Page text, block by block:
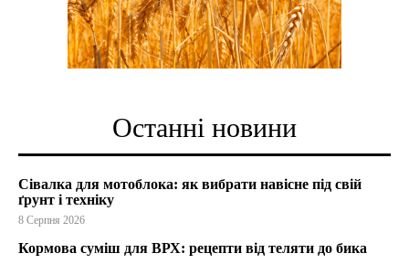
Останні новини
Сівалка для мотоблока: як вибрати навісне під свій
ґрунт і техніку
8 Серпня 2026
Кормова суміш для ВРХ: рецепти від теляти до бика